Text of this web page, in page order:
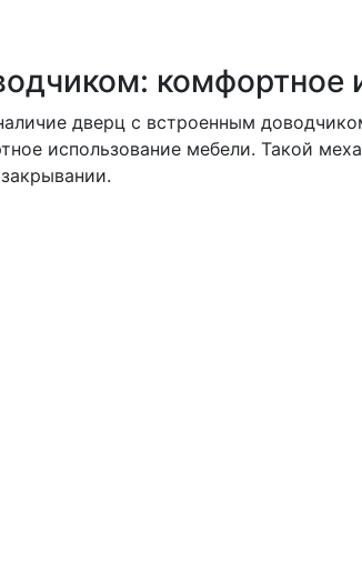
комфортное
дверц с встроенным
использование мебели. Такой